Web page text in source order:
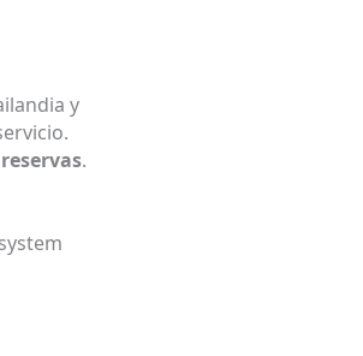
y
reservas.
system